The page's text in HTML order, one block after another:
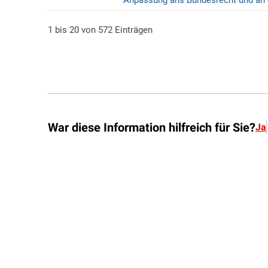
War diese Information hilfreich für Sie?Ja